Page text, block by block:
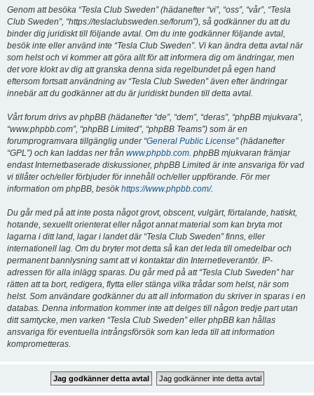
Genom att besöka “Tesla Club Sweden” (hädanefter “vi”, “oss”, “vår”, “Tesla
Club Sweden”, “https://teslaclubsweden.se/forum”), så godkänner du att du
binder dig juridiskt till följande avtal. Om du inte godkänner följande avtal,
besök inte eller använd inte “Tesla Club Sweden”. Vi kan ändra detta avtal när
som helst och vi kommer att göra allt för att informera dig om ändringar, men
det vore klokt av dig att granska denna sida regelbundet på egen hand
eftersom fortsatt användning av “Tesla Club Sweden” även efter ändringar
innebär att du godkänner att du är juridiskt bunden till detta avtal.
Vårt forum drivs av phpBB (hädanefter “de”, “dem”, “deras”, “phpBB mjukvara”,
“www.phpbb.com”, “phpBB Limited”, “phpBB Teams”) som är en
forumprogramvara tillgänglig under “General Public License” (hädanefter
“GPL”) och kan laddas ner från www.phpbb.com. phpBB mjukvaran främjar
endast Internetbaserade diskussioner, phpBB Limited är inte ansvariga för vad
vi tillåter och/eller förbjuder för innehåll och/eller uppförande. För mer
information om phpBB, besökhttps://www.phpbb.com/.
Du går med på att inte posta något grovt, obscent, vulgärt, förtalande, hatiskt,
hotande, sexuellt orienterat eller något annat material som kan bryta mot
lagarna i ditt land, lagar i landet där “Tesla Club Sweden” finns, eller
internationell lag. Om du bryter mot detta så kan det leda till omedelbar och
permanent bannlysning samt att vi kontaktar din Internetleverantör. IP-
adressen för alla inlägg sparas. Du går med på att “Tesla Club Sweden” har
rätten att ta bort, redigera, flytta eller stänga vilka trådar som helst, när som
helst. Som användare godkänner du att all information du skriver in sparas i en
databas. Denna information kommer inte att delges till någon tredje part utan
ditt samtycke, men varken “Tesla Club Sweden” eller phpBB kan hållas
ansvariga för eventuella intrångsförsök som kan leda till att information
komprometteras.